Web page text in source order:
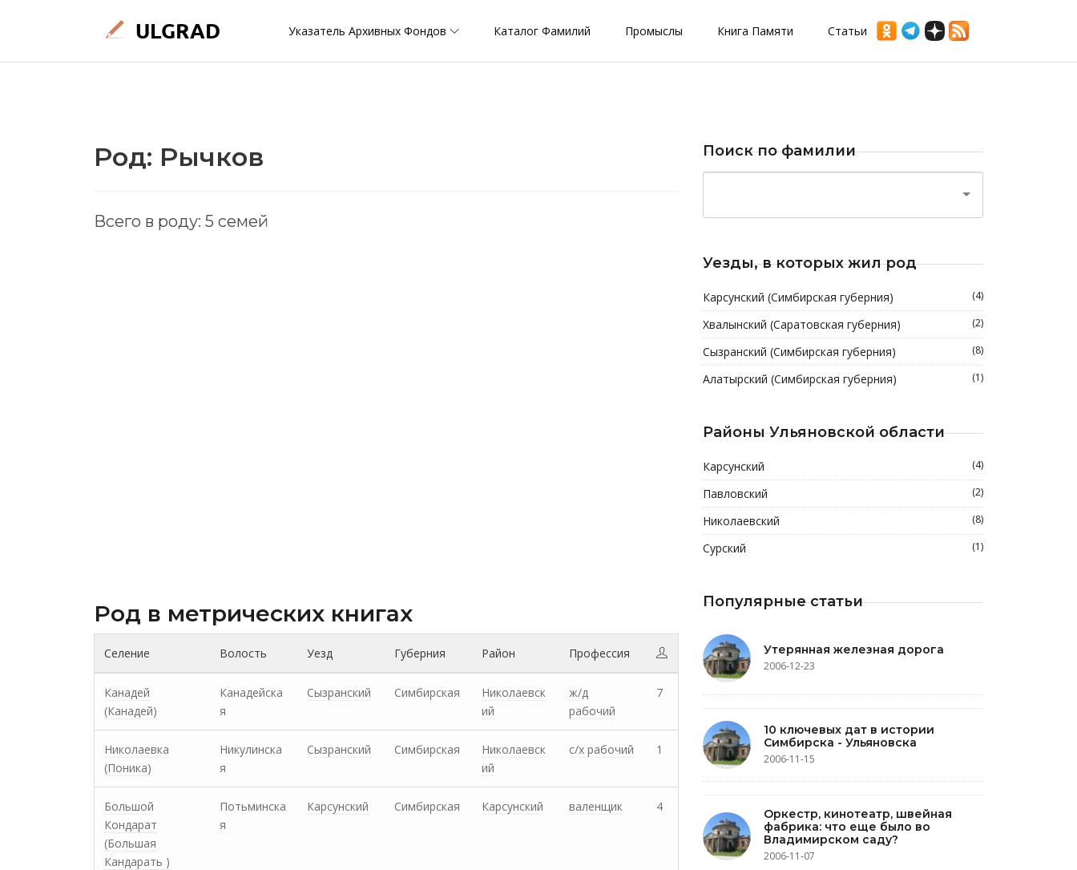
Указатель Архивных Фондов Каталог Фамилий Промыслы Книга Памяти Статьи
Род: Рычков
Всего в роду: 5 семей
Род в метрических книгах
Селение Волость Уезд Губерния Район Профессия
Канадей
(Канадей)
Канадейска
я
Сызранский Симбирская
Николаевск
ий
ж/д
рабочий
7
Николаевка
(Поника)
Никулинска
я
Сызранский Симбирская
Николаевск
ий
с/х рабочий 1
Большой
Кондарат
(Большая
Кандарать )
Потьминска
я
Карсунский Симбирская Карсунский валенщик 4
Поиск по фамилии
Уезды, в которых жил род
Карсунский (Симбирская губерния) (4)
Хвалынский (Саратовская губерния) (2)
Сызранский (Симбирская губерния) (8)
Алатырский (Симбирская губерния) (1)
Районы Ульяновской области
Карсунский (4)
Павловский (2)
Николаевский (8)
Сурский (1)
Популярные статьи
Утерянная железная дорога
2006-12-23
10 ключевых дат в истории
Симбирска - Ульяновска
2006-11-15
Оркестр, кинотеатр, швейная
фабрика: что еще было во
Владимирском саду?
2006-11-07